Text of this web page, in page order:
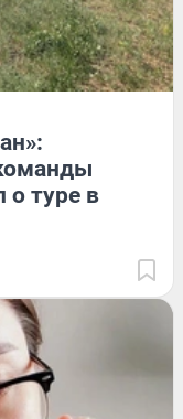
о туре в